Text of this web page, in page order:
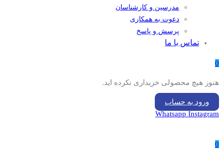
مدرسین و کارشناسان
دعوت به همکاری
پرسش و پاسخ
تماس با ما
0
هنوز هیچ محصولی خریداری نکرده اید.
ورود به حساب
Whatsapp Instagram
0